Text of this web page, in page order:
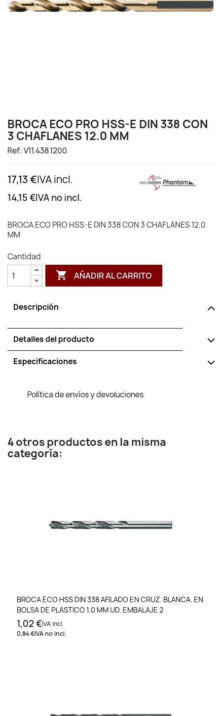
BROCA ECO PRO HSS-E DIN 338 CON
3 CHAFLANES 12.0 MM
Ref: V11.438.1200
17,13 €IVA incl.
14,15 €IVA no incl.
BROCA ECO PRO HSS-E DIN 338 CON 3 CHAFLANES 12.0
MM
Cantidad
 AÑADIR AL CARRITO
Descripción
Detalles del producto
Especificaciones
Política de envíos y devoluciones
4 otros productos en la misma
categoría:
BROCA ECO HSS DIN 338 AFILADO EN CRUZ. BLANCA. EN
BOLSA DE PLASTICO 1.0 MM UD. EMBALAJE 2
1,02 €IVA incl.
0,84 €IVA no incl.